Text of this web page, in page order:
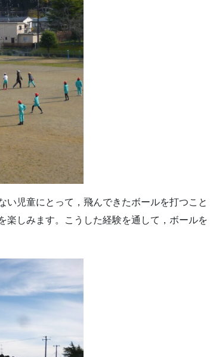
い児童にとって，飛んできたボールを打つこと
楽しみます。こうした経験を通して，ボールを